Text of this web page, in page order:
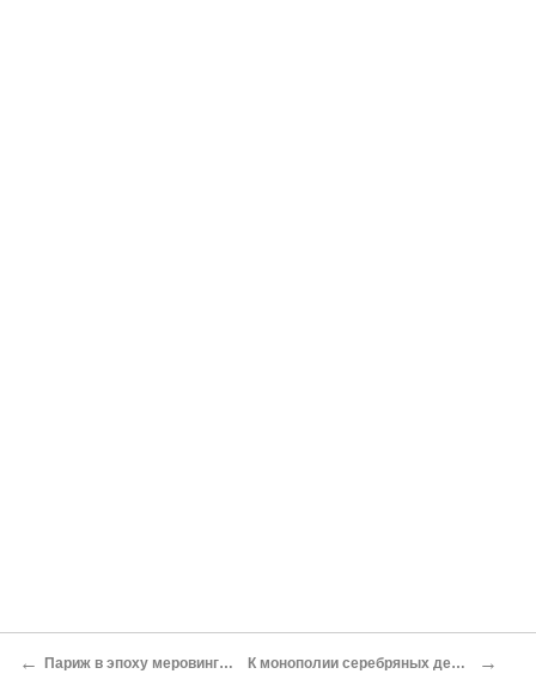
← Париж в эпоху меровингов К монополии серебряных денег →